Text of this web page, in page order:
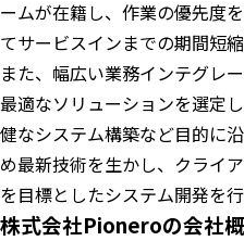
ームが在籍し、作業の優先度
てサービスインまでの期間短縮
また、幅広い業務インテグレ
最適なソリューションを選定
健なシステム構築など目的に
め最新技術を生かし、クライ
を目標としたシステム開発を行
株式会社Pioneroの会社